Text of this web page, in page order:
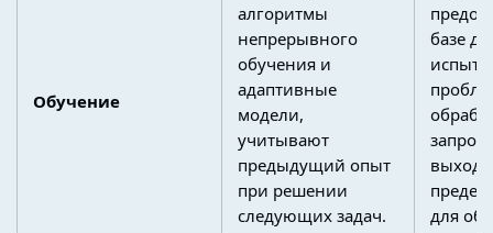
Обучение
алгоритмы
непрерывного
обучения и
адаптивные
модели,
учитывают
предыдущий опыт
при решении
следующих задач.
базе
для